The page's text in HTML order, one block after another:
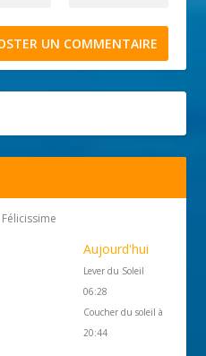
Aujourd'hui
Lever du Soleil
06:28
Coucher du soleil à
20:44